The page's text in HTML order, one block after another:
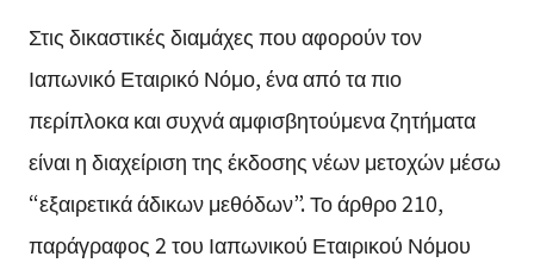
Στις δικαστικές διαμάχες που αφορούν τον
Ιαπωνικό Εταιρικό Νόμο, ένα από τα πιο
περίπλοκα και συχνά αμφισβητούμενα ζητήματα
είναι η διαχείριση της έκδοσης νέων μετοχών μέσω
“εξαιρετικά άδικων μεθόδων”. Το άρθρο 210,
παράγραφος 2 του Ιαπωνικού Εταιρικού Νόμου